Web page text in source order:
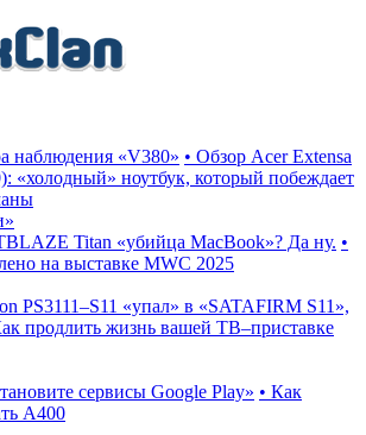
наблюдения «V380» • Обзор Acer Extensa
«холодный» ноутбук, который побеждает
Titan «убийца MacBook»? Да ну. •
на выставке MWC 2025
PS3111–S11 «упал» в «SATAFIRM S11»,
продлить жизнь вашей ТВ–приставке
сервисы Google Play» • Как
A400